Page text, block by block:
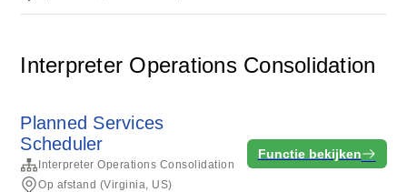
Interpreter Operations Consolidation
Planned Services
Scheduler
Interpreter Operations Consolidation
Op afstand (Virginia, US)
Functie bekijken